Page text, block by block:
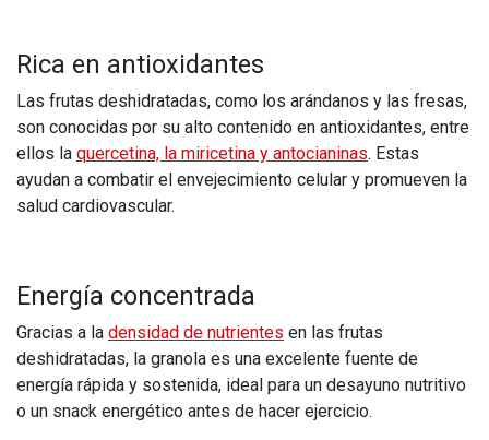
Rica en antioxidantes
Las frutas deshidratadas, como los arándanos y las fresas,
son conocidas por su alto contenido en antioxidantes, entre
ellos la quercetina, la miricetina y antocianinas. Estas
ayudan a combatir el envejecimiento celular y promueven la
salud cardiovascular.
Energía concentrada
Gracias a la densidad de nutrientes en las frutas
deshidratadas, la granola es una excelente fuente de
energía rápida y sostenida, ideal para un desayuno nutritivo
o un snack energético antes de hacer ejercicio.